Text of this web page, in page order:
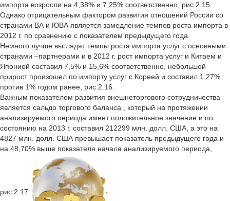
импорта возросли на 4,38% и 7,25% соответственно, рис.2.15.
Однако отрицательным фактором развития отношений России со
странами ВА и ЮВА является замедление темпов роста импорта в
2012 г. по сравнению с показателем предыдущего года.
Немного лучше выглядят темпы роста импорта услуг с основными
странами –партнерами и в 2012 г. рост импорта услуг и Китаем и
Японией составил 7,5% и 15,6% соответственно, небольшой
прирост произошел по импорту услуг с Кореей и составил 1,27%
против 1% годом ранее, рис.2.16.
Важным показателем развития внешнеторгового сотрудничества
является сальдо торгового баланса , который на протяжении
анализируемого периода имеет положительное значение и по
состоянию на 2013 г. составил 212299 млн. долл. США, а это на
4827 млн. долл. США превышает показатель предыдущего года и
на 48,70% выше показателя начала анализируемого периода,
рис.2.17.